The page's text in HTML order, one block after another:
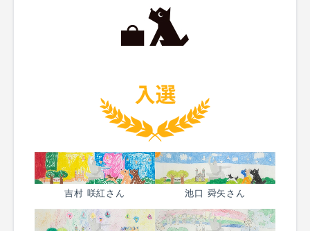
吉村 咲紅さん 池口 舜矢さん